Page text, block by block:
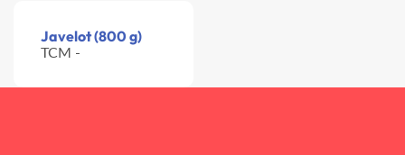
Javelot (800 g)
TCM -